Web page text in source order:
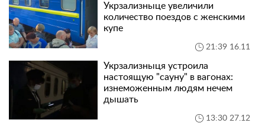
Укрзализныце увеличили
количество поездов с женскими
купе
21:39 16.11
Укрзализныця устроила
настоящую "сауну" в вагонах:
изнеможенным людям нечем
дышать
13:30 27.12